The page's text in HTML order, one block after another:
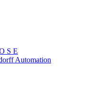
S E
Automation